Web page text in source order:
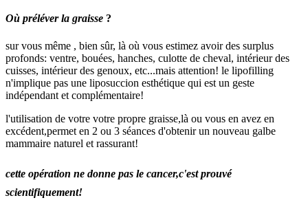
Où préléver la graisse ?
sur vous même , bien sûr, là où vous estimez avoir des surplus
profonds: ventre, bouées, hanches, culotte de cheval, intérieur des
cuisses, intérieur des genoux, etc...mais attention! le lipofilling
n'implique pas une liposuccion esthétique qui est un geste
indépendant et complémentaire!
l'utilisation de votre votre propre graisse,là ou vous en avez en
excédent,permet en 2 ou 3 séances d'obtenir un nouveau galbe
mammaire naturel et rassurant!
cette opération ne donne pas le cancer,c'est prouvé
scientifiquement!